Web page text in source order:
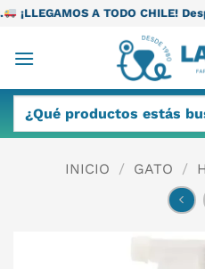
Saltar
contenido
TODO CHILE! Despacho de
por:
INICIO / GATO /